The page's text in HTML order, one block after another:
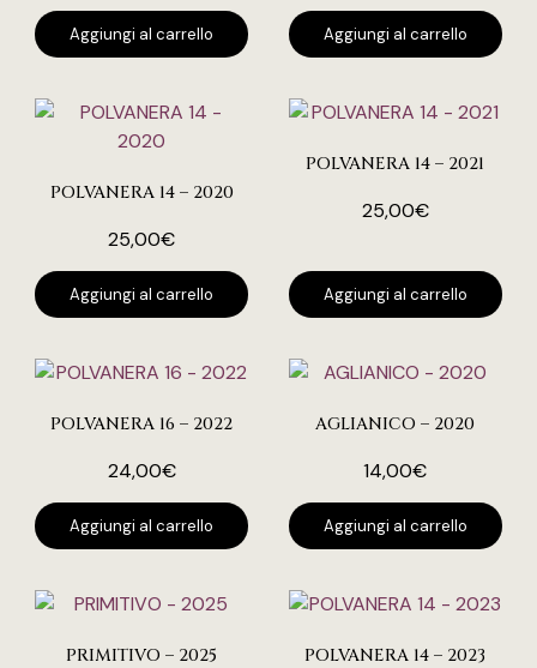
Aggiungi al carrello Aggiungi al carrello
POLVANERA 14 – 2020
25,00€
Aggiungi al carrello
POLVANERA 14 – 2021
25,00€
Aggiungi al carrello
POLVANERA 16 – 2022
24,00€
Aggiungi al carrello
AGLIANICO – 2020
14,00€
Aggiungi al carrello
PRIMITIVO – 2025 POLVANERA 14 – 2023